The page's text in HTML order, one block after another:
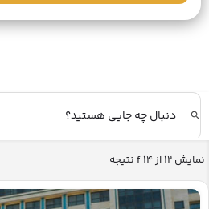
نمایش 12 از f14 نتیجه